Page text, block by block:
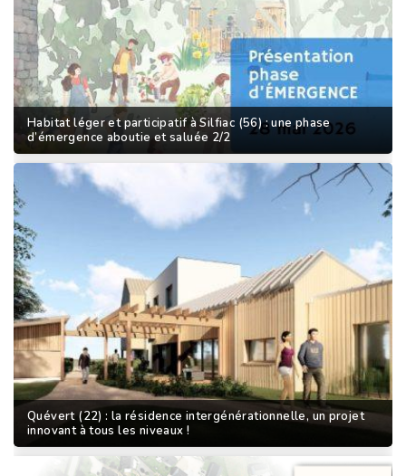
Habitat léger et participatif à Silfiac (56) : une phase
d’émergence aboutie et saluée 2/2
Quévert (22) : la résidence intergénérationnelle, un projet
innovant à tous les niveaux !